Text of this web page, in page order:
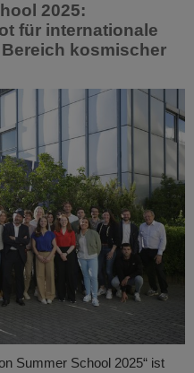
2025:
für internationale
kosmischer
Summer School 2025“ ist